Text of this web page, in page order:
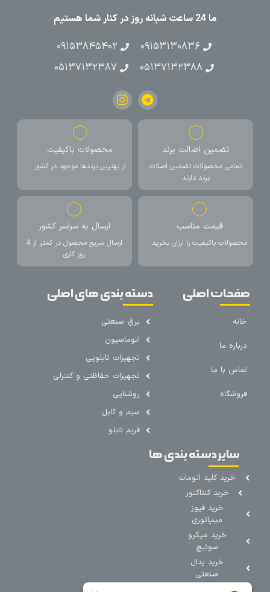
ما 24 ساعت شبانه روز در کنار شما هستیم
۰۹۱۵۳۱۳۰۸۳۶
۰۹۱۵۳۸۴۵۴۰۲
۰۵۱۳۷۱۳۲۳۸۸
۰۵۱۳۷۱۳۲۳۸۷
تضمین اصالت برند
تمامی محصولات تضمین اصلات
برند دارند
محصولات باکیفیت
از بهترین برندها موجود در کشور
قیمت مناسب
محصولات باکیفیت را ارزان بخرید
ارسال به سراسر کشور
ارسال سریع محصول در کمتر از 4
روز کاری
صفحات اصلی
خانه
درباره ما
تماس با ما
فروشگاه
دسته بندی های اصلی
برق صنعتی
اتوماسیون
تجهیزات تابلویی
تجهیزات حفاظتی و کنترلی
روشنایی
سیم و کابل
فریم تابلو
سایر دسته بندی ها
خرید کلید اتومات
خرید کنتاکتور
خرید فیوز
مینیاتوری
خرید میکرو
سوئیچ
خرید پدال
صنعتی